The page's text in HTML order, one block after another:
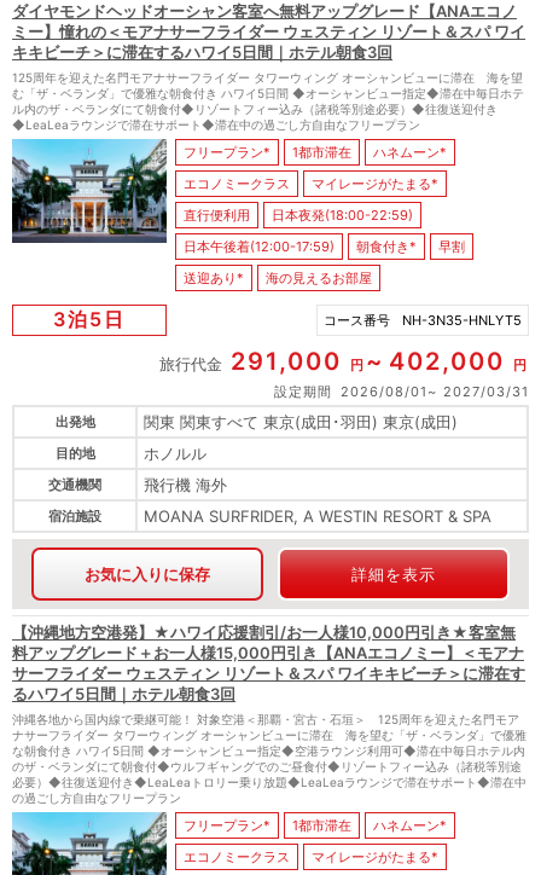
ダイヤモンドヘッドオーシャン客室へ無料アップグレード【ANAエコノ
ミー】憧れの＜モアナサーフライダー ウェスティン リゾート＆スパ ワイ
キキビーチ＞に滞在するハワイ5日間｜ホテル朝食3回
125周年を迎えた名門モアナサーフライダー タワーウィング オーシャンビューに滞在 海を望
む「ザ・ベランダ」で優雅な朝食付き ハワイ5日間 ◆オーシャンビュー指定◆滞在中毎日ホテ
ル内のザ・ベランダにて朝食付◆リゾートフィー込み（諸税等別途必要）◆往復送迎付き
◆LeaLeaラウンジで滞在サポート◆滞在中の過ごし方自由なフリープラン
フリープラン* 1都市滞在
ハネムーン*
エコノミークラス
マイレージがたまる*
直行便利用
日本夜発(18:00-22:59)
日本午後着(12:00-17:59)
朝食付き*
早割
送迎あり*
海の見えるお部屋
3泊5日 コース番号 NH-3N35-HNLYT5
旅行代金 291,000 円 402,000
円
設定期間
2026/08/01
2027/03/31
出発地
関東 関東すべて 東京(成田･羽田) 東京(成田)
目的地 ホノルル
交通機関 飛行機 海外
宿泊施設 MOANA SURFRIDER, A WESTIN RESORT & SPA
お気に入りに保存 詳細を表示
【沖縄地方空港発】★ハワイ応援割引/お一人様10,000円引き★客室無
料アップグレード＋お一人様15,000円引き【ANAエコノミー】＜モアナ
サーフライダー ウェスティン リゾート＆スパ ワイキキビーチ＞に滞在す
るハワイ5日間｜ホテル朝食3回
沖縄各地から国内線で乗継可能！ 対象空港＜那覇・宮古・石垣＞ 125周年を迎えた名門モア
ナサーフライダー タワーウィング オーシャンビューに滞在 海を望む「ザ・ベランダ」で優雅
な朝食付き ハワイ5日間 ◆オーシャンビュー指定◆空港ラウンジ利用可◆滞在中毎日ホテル内
のザ・ベランダにて朝食付◆ウルフギャングでのご昼食付◆リゾートフィー込み（諸税等別途
必要）◆往復送迎付き◆LeaLeaトロリー乗り放題◆LeaLeaラウンジで滞在サポート◆滞在中
の過ごし方自由なフリープラン
フリープラン* 1都市滞在
ハネムーン*
エコノミークラス
マイレージがたまる*